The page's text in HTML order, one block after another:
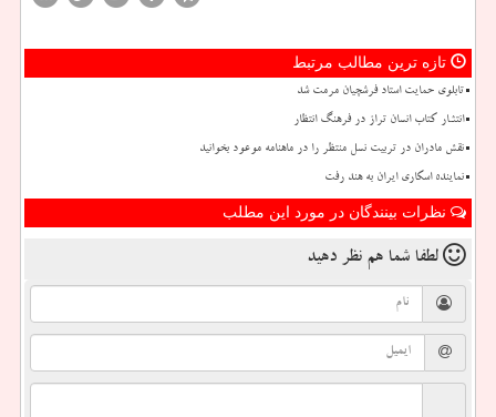
تازه ترین مطالب مرتبط
تابلوی حمایت استاد فرشچیان مرمت شد
انتشار کتاب انسان تراز در فرهنگ انتظار
نقش مادران در تربیت نسل منتظر را در ماهنامه موعود بخوانید
نماینده اسکاری ایران به هند رفت
نظرات بینندگان در مورد این مطلب
لطفا شما هم نظر دهید